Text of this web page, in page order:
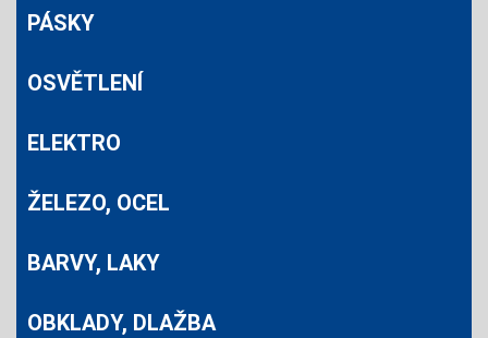
PÁSKY
OSVĚTLENÍ
ELEKTRO
ŽELEZO, OCEL
BARVY, LAKY
OBKLADY, DLAŽBA